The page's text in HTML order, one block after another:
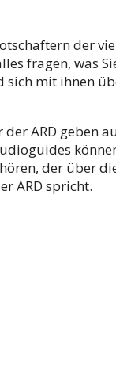
der
fragen, was
sich mit ihnen
ARD geben
der über
ARD spricht.